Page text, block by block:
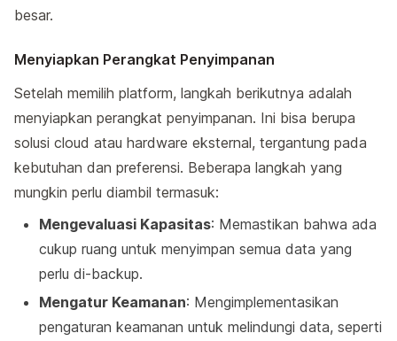
besar.
Menyiapkan Perangkat Penyimpanan
Setelah memilih platform, langkah berikutnya adalah
menyiapkan perangkat penyimpanan. Ini bisa berupa
solusi cloud atau hardware eksternal, tergantung pada
kebutuhan dan preferensi. Beberapa langkah yang
mungkin perlu diambil termasuk:
Mengevaluasi Kapasitas: Memastikan bahwa ada
cukup ruang untuk menyimpan semua data yang
perlu di-backup.
Mengatur Keamanan: Mengimplementasikan
pengaturan keamanan untuk melindungi data, seperti